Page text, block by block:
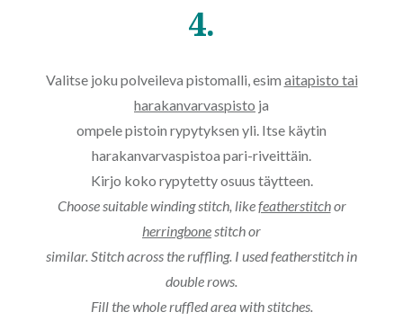
4.
Valitse joku polveileva pistomalli, esim aitapisto tai
harakanvarvaspisto ja
ompele pistoin rypytyksen yli. Itse käytin
harakanvarvaspistoa pari-riveittäin.
Kirjo koko rypytetty osuus täytteen.
Choose suitable winding stitch, likefeatherstitchor
herringbonestitch or
similar. Stitch across the ruffling. I used featherstitch in
double rows.
Fill the whole ruffled area with stitches.